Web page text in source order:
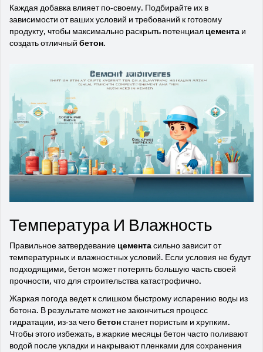
Каждая добавка влияет по-своему. Подбирайте их в
зависимости от ваших условий и требований к готовому
продукту, чтобы максимально раскрыть потенциал цемента и
создать отличный бетон.
Температура И Влажность
Правильное затвердевание цементасильно зависит от
температурных и влажностных условий. Если условия не будут
подходящими, бетон может потерять большую часть своей
прочности, что для строительства катастрофично.
Жаркая погода ведет к слишком быстрому испарению воды из
бетона. В результате может не закончиться процесс
гидратации, из-за чегобетонстанет пористым и хрупким.
Чтобы этого избежать, в жаркие месяцы бетон часто поливают
водой после укладки и накрывают пленками для сохранения